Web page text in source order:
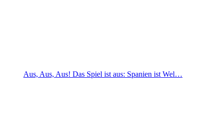
Aus, Aus, Aus! Das Spiel ist aus: Spanien ist Wel…